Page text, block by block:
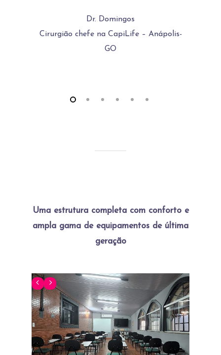
Dr. Domingos
Cirurgião chefe na CapiLife – Anápolis-
GO
Uma estrutura completa com conforto e
ampla gama de equipamentos de última
geração